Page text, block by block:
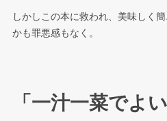
しかしこの本に救われ、美味しく
かも罪悪感もなく。
「一汁一菜でよ